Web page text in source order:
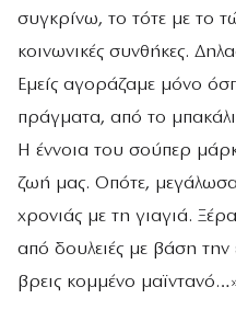
συγκρίνω, το τότε με το
κοινωνικές συνθήκες.
Εμείς αγοράζαμε μόνο
πράγματα, από το
Η έννοια του σούπερ
ζωή μας. Οπότε, μεγάλωσα
χρονιάς με τη γιαγιά.
από δουλειές με βάση
βρεις κομμένο